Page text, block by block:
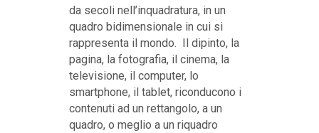
da secoli nell’inquadratura, in un
quadro bidimensionale in cui si
rappresenta il mondo. Il dipinto, la
pagina, la fotografia, il cinema, la
televisione, il computer, lo
smartphone, il tablet, riconducono i
contenuti ad un rettangolo, a un
quadro, o meglio a un riquadro